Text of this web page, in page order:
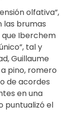
olfativa”,
las brumas
que Iberchem
tal y
Guillaume
pino, romero
de acordes
en una
puntualizó el